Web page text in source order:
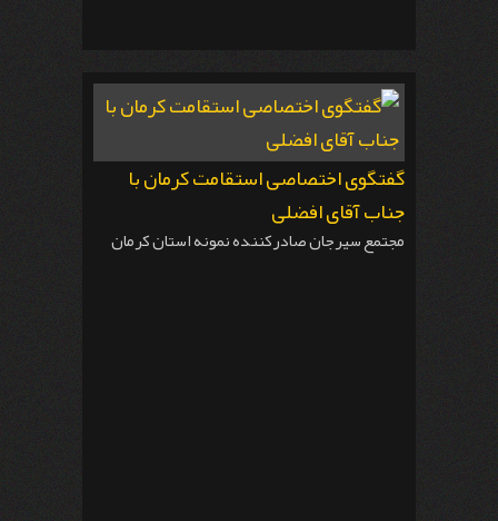
گفتگوی اختصاصی استقامت کرمان با
جناب آقای افضلی
مجتمع سیرجان صادرکننده نمونه استان کرمان